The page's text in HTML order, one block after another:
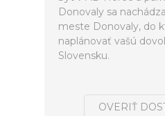
Donovaly sa
meste Donovaly, do
naplánovať vašú
Slovensku.
OVERIŤ